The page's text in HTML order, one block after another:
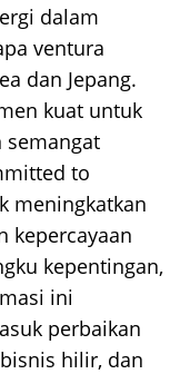
dalam
ventura
dan Jepang.
kuat untuk
semangat
to
meningkatkan
kepercayaan
kepentingan,
ini
perbaikan
hilir, dan